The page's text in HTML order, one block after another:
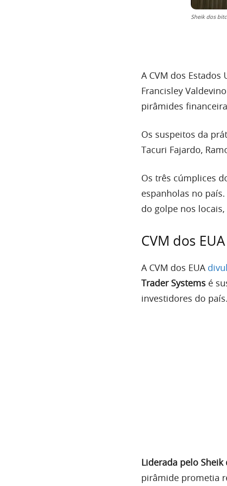
Sheik dos
A CVM dos
Francisley
pirâmides
Os suspeitos da
Tacuri Fajardo,
Os três cúmplices
espanholas no
do golpe nos
CVM dos
A CVM dos EUA
Trader Systems é
investidores do país.
Liderada pelo
pirâmide prometia